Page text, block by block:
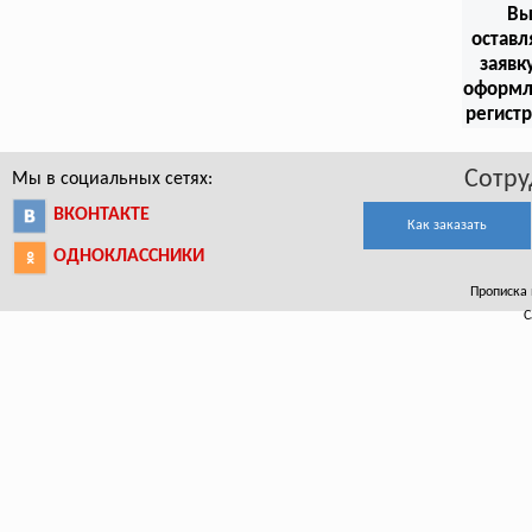
Вы
Мы в социальных сетях:
ВКОНТАКТЕ
ОДНОКЛАССНИКИ
Как заказать
Прописка